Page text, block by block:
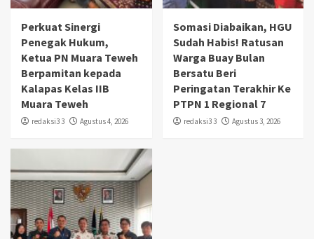
Perkuat Sinergi
Penegak Hukum,
Ketua PN Muara Teweh
Berpamitan kepada
Kalapas Kelas IIB
Muara Teweh
redaksi3 3 Agustus 4, 2026
Somasi Diabaikan, HGU
Sudah Habis! Ratusan
Warga Buay Bulan
Bersatu Beri
Peringatan Terakhir Ke
PTPN 1 Regional 7
redaksi3 3 Agustus 3, 2026